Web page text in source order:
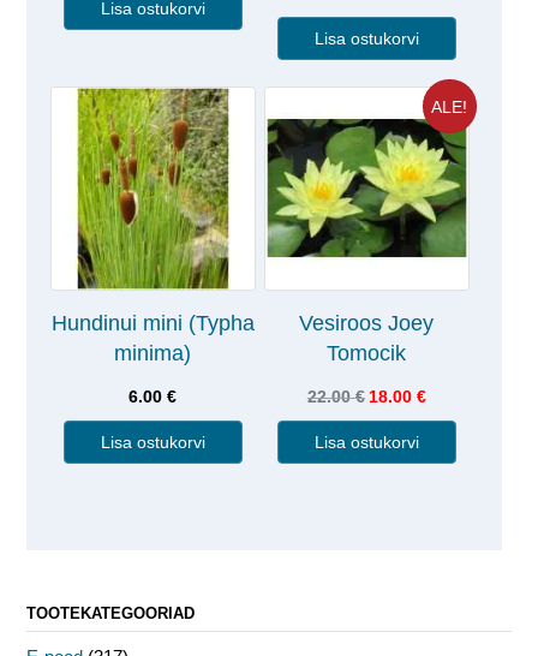
Lisa ostukorvi
Lisa ostukorvi
Hundinui mini (Typha
minima)
6.00€
Lisa ostukorvi
ALE!
Vesiroos Joey
Tomocik
22.00€18.00 €
Lisa ostukorvi
TOOTEKATEGOORIAD